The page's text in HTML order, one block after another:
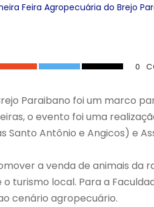
Feira Agropecuária do Brejo
0
Paraibano foi um marco
o evento foi uma
Santo Antônio e Angicos) e
a venda de animais da
turismo local. Para a
cenário agropecuário.